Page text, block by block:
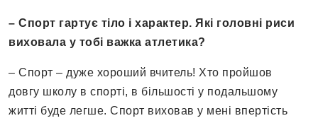
– Спорт гартує тіло і характер. Які головні риси
виховала у тобі важка атлетика?
– Спорт – дуже хороший вчитель! Хто пройшов
довгу школу в спорті, в більшості у подальшому
житті буде легше. Спорт виховав у мені впертість